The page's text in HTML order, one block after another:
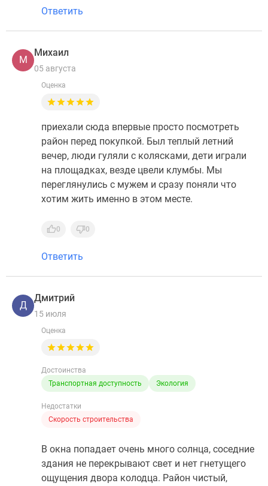
Ответить
М
Михаил
05 августа
Оценка
приехали сюда впервые просто посмотреть
район перед покупкой. Был теплый летний
вечер, люди гуляли с колясками, дети играли
на площадках, везде цвели клумбы. Мы
переглянулись с мужем и сразу поняли что
хотим жить именно в этом месте.
0 0
Ответить
Д
Дмитрий
15 июля
Оценка
Достоинства
Транспортная доступность
Экология
Недостатки
Скорость строительства
В окна попадает очень много солнца, соседние
здания не перекрывают свет и нет гнетущего
ощущения двора колодца. Район чистый,